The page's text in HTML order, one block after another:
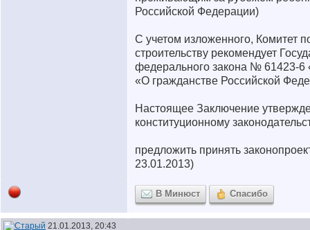
Российской Федерации)
С учетом изложенного, Комитет
строительству рекомендует
федерального закона № 61423-6
«О гражданстве Российской
Настоящее Заключение
конституционному
предложить принять
23.01.2013)
В Минюст Спасибо
21.01.2013, 20:43